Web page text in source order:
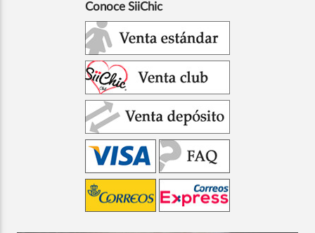
Conoce SiiChic